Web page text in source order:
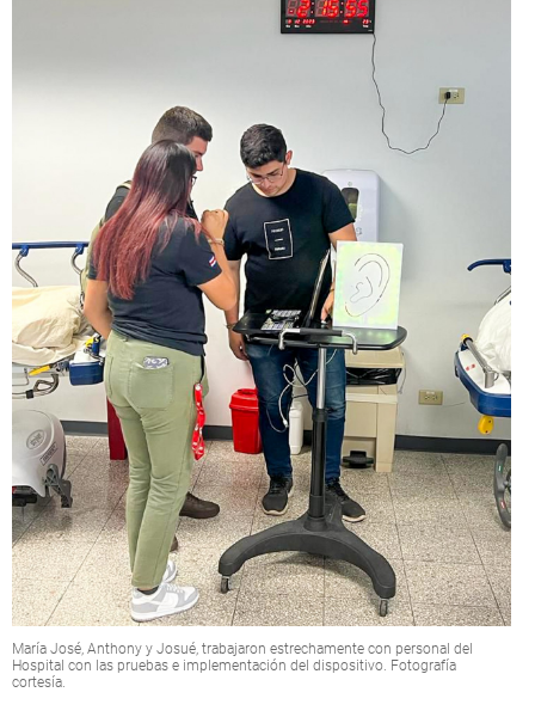
María José, Anthony y Josué, trabajaron estrechamente con personal del
Hospital con las pruebas e implementación del dispositivo. Fotografía
cortesía.